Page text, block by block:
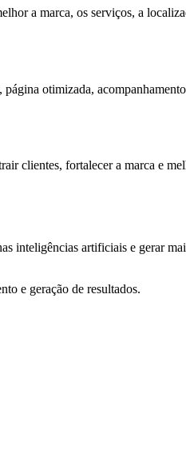
a marca, os serviços, a
otimizada,
clientes, fortalecer a marca e
inteligências artificiais e gerar
e geração de resultados.